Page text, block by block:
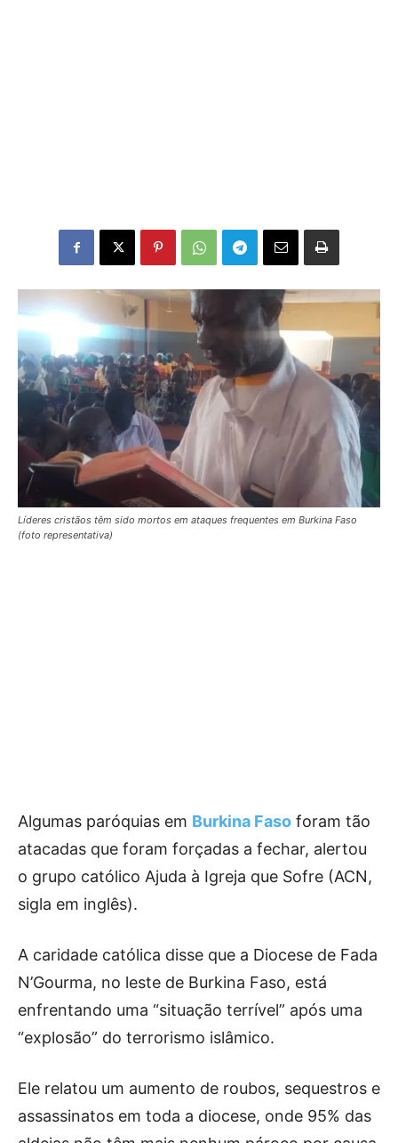
Líderes cristãos têm sido mortos em ataques frequentes em Burkina Faso
(foto representativa)
Algumas paróquias em Burkina Faso foram tão
atacadas que foram forçadas a fechar, alertou
o grupo católico Ajuda à Igreja que Sofre (ACN,
sigla em inglês).
A caridade católica disse que a Diocese de Fada
N’Gourma, no leste de Burkina Faso, está
enfrentando uma “situação terrível” após uma
“explosão” do terrorismo islâmico.
Ele relatou um aumento de roubos, sequestros e
assassinatos em toda a diocese, onde 95% das